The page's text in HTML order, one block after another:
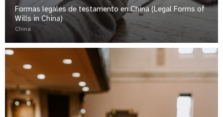
Formas legales de testamento en China (Legal Forms of
Wills in China)
China